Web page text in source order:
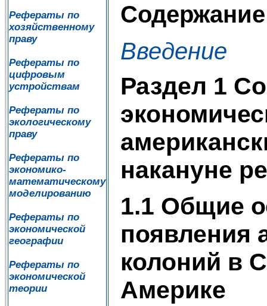
Рефераты по
хозяйственному
праву
Рефераты по
цифровым
устройствам
Рефераты по
экологическому
праву
Рефераты по
экономико-
математическому
моделированию
Рефераты по
экономической
географии
Рефераты по
экономической
теории
Содержание
Введение
Раздел 1
накануне
1.1 Общие
появления
колоний в
Америке